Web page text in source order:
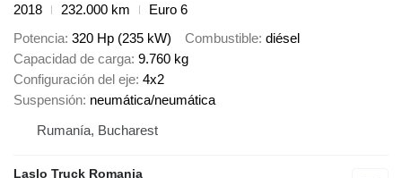
2018
232.000 km
Euro 6
Potencia 320 Hp (235 kW) Combustible diésel
Capacidad de carga 9.760 kg
Configuración del eje 4x2
Suspensión neumática/neumática
Rumanía, Bucharest
Laslo Truck Romania